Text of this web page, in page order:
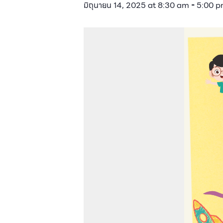
มิถุนายน 14, 2025 at 8:30 am - 5:00